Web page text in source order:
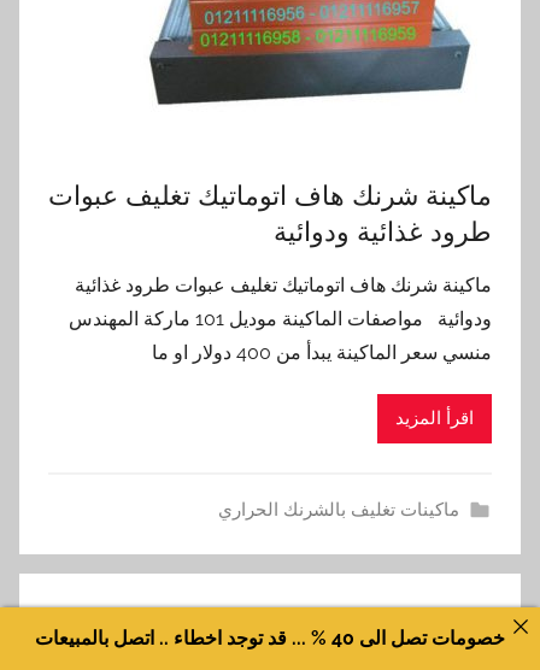
ماكينة شرنك هاف اتوماتيك تغليف عبوات
طرود غذائية ودوائية
ماكينة شرنك هاف اتوماتيك تغليف عبوات طرود غذائية
ودوائية مواصفات الماكينة موديل 101 ماركة المهندس
منسي سعر الماكينة يبدأ من 400 دولار او ما
اقرأ المزيد
ماكينات تغليف بالشرنك الحراري
خصومات تصل الى 40 % ... قد توجد اخطاء .. اتصل بالمبيعات